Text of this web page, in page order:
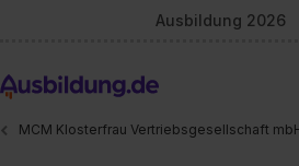
Ausbildung 2026
MCM Klosterfrau Vertriebsgesellschaft